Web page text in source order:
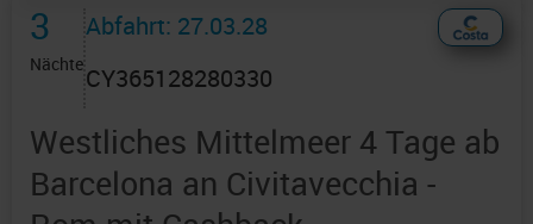
3
Nächte
Abfahrt: 27.03.28
CY365128280330
Westliches Mittelmeer 4 Tage ab
Barcelona an Civitavecchia -